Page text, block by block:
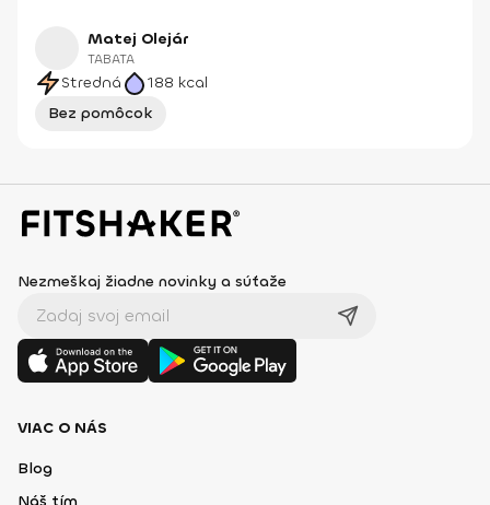
Matej Olejár
TABATA
Stredná 188 kcal
Bez pomôcok
Nezmeškaj žiadne novinky a súťaže
VIAC O NÁS
Blog